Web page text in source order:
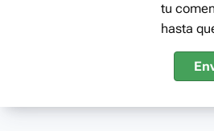
tu
hasta